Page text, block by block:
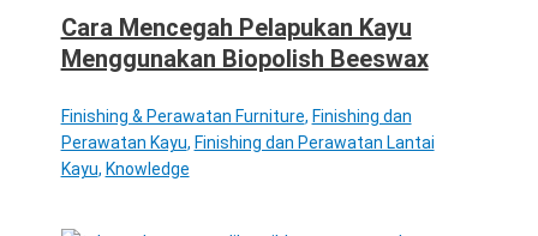
Cara Mencegah Pelapukan Kayu
Menggunakan Biopolish Beeswax
Finishing & Perawatan Furniture, Finishing dan
Perawatan Kayu, Finishing dan Perawatan Lantai
Kayu, Knowledge